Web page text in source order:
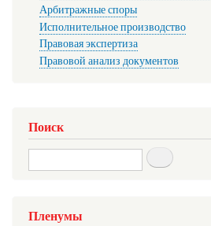
Арбитражные споры
Исполнительное производство
Правовая экспертиза
Правовой анализ документов
Поиск
Search
Пленумы